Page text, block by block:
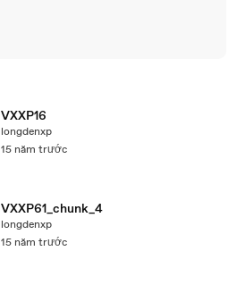
VXXP16
longdenxp
15 năm trước
VXXP61_chunk_4
longdenxp
15 năm trước